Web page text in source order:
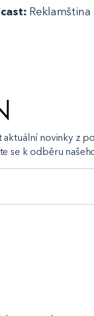
Reklamština
aktuální novinky z
se k odběru